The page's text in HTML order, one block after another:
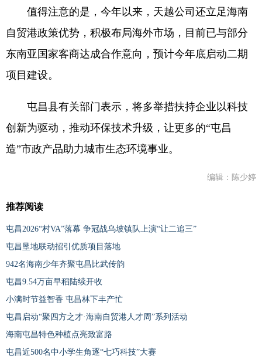
值得注意的是，今年以来，天越公司还立足海南
自贸港政策优势，积极布局海外市场，目前已与部分
东南亚国家客商达成合作意向，预计今年底启动二期
项目建设。
屯昌县有关部门表示，将多举措扶持企业以科技
创新为驱动，推动环保技术升级，让更多的“屯昌
造”市政产品助力城市生态环境事业。
编辑：陈少婷
推荐阅读
屯昌2026“村VA”落幕 争冠战乌坡镇队上演“让二追三”
屯昌垦地联动招引优质项目落地
942名海南少年齐聚屯昌比武传韵
屯昌9.54万亩早稻陆续开收
小满时节益智香 屯昌林下丰产忙
屯昌启动“聚四方之才·海南自贸港人才周”系列活动
海南屯昌特色种植点亮致富路
屯昌近500名中小学生角逐“七巧科技”大赛